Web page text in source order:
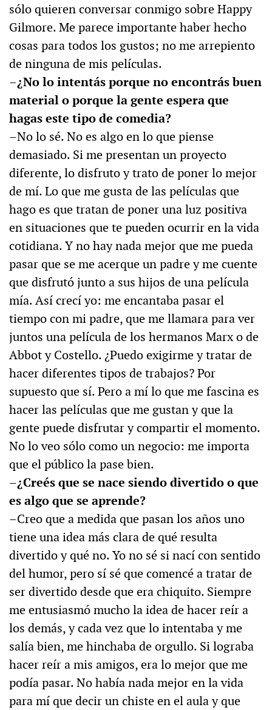
sólo quieren conversar conmigo sobre Happy
Gilmore. Me parece importante haber hecho
cosas para todos los gustos; no me arrepiento
de ninguna de mis películas.
–¿No lo intentás porque no encontrás buen
material o porque la gente espera que
hagas este tipo de comedia?
–No lo sé. No es algo en lo que piense
demasiado. Si me presentan un proyecto
diferente, lo disfruto y trato de poner lo mejor
de mí. Lo que me gusta de las películas que
hago es que tratan de poner una luz positiva
en situaciones que te pueden ocurrir en la vida
cotidiana. Y no hay nada mejor que me pueda
pasar que se me acerque un padre y me cuente
que disfrutó junto a sus hijos de una película
mía. Así crecí yo: me encantaba pasar el
tiempo con mi padre, que me llamara para ver
juntos una película de los hermanos Marx o de
Abbot y Costello. ¿Puedo exigirme y tratar de
hacer diferentes tipos de trabajos? Por
supuesto que sí. Pero a mí lo que me fascina es
hacer las películas que me gustan y que la
gente puede disfrutar y compartir el momento.
No lo veo sólo como un negocio: me importa
que el público la pase bien.
–¿Creés que se nace siendo divertido o que
es algo que se aprende?
–Creo que a medida que pasan los años uno
tiene una idea más clara de qué resulta
divertido y qué no. Yo no sé si nací con sentido
del humor, pero sí sé que comencé a tratar de
ser divertido desde que era chiquito. Siempre
me entusiasmó mucho la idea de hacer reír a
los demás, y cada vez que lo intentaba y me
salía bien, me hinchaba de orgullo. Si lograba
hacer reír a mis amigos, era lo mejor que me
podía pasar. No había nada mejor en la vida
para mí que decir un chiste en el aula y que